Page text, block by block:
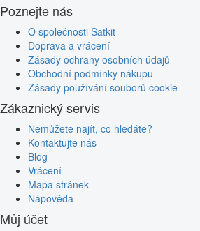
Poznejte nás
O společnosti Satkit
Doprava a vrácení
Zásady ochrany osobních údajů
Obchodní podmínky nákupu
Zásady používání souborů cookie
Zákaznický servis
Nemůžete najít, co hledáte?
Kontaktujte nás
Blog
Vrácení
Mapa stránek
Nápověda
Můj účet